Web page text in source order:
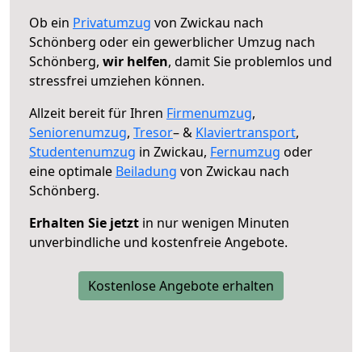
Ob ein Privatumzug von Zwickau nach
Schönberg oder ein gewerblicher Umzug nach
Schönberg, wir helfen, damit Sie problemlos und
stressfrei umziehen können.
Allzeit bereit für Ihren Firmenumzug,
Seniorenumzug, Tresor– & Klaviertransport,
Studentenumzug in Zwickau, Fernumzug oder
eine optimale Beiladung von Zwickau nach
Schönberg.
Erhalten Sie jetzt in nur wenigen Minuten
unverbindliche und kostenfreie Angebote.
Kostenlose Angebote erhalten